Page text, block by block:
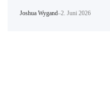
Joshua Wygand–2. Juni 2026